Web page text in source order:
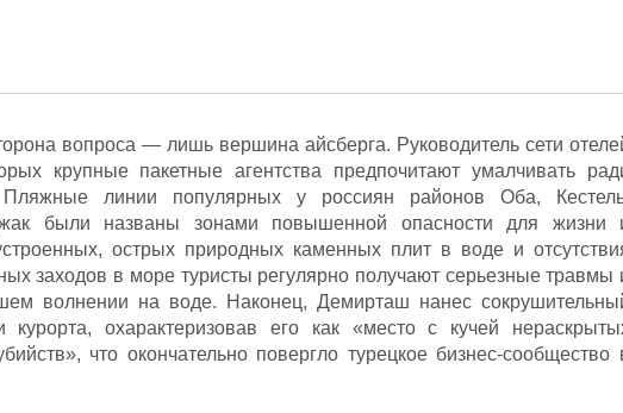
вопроса — лишь вершина айсберга. Руководитель сети
крупные пакетные агентства предпочитают умалчивать
линии популярных у россиян районов Оба,
были названы зонами повышенной опасности для жизни
острых природных каменных плит в воде и
заходов в море туристы регулярно получают серьезные травмы
волнении на воде. Наконец, Демирташ нанес
курорта, охарактеризовав его как «место с кучей
что окончательно повергло турецкое бизнес-сообщество